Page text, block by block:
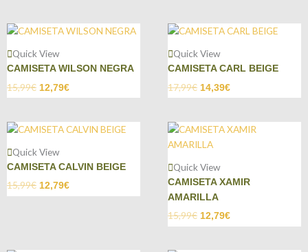
Quick View
CAMISETA WILSON NEGRA
15,99€ 12,79€
Quick View
CAMISETA CARL BEIGE
17,99€ 14,39€
Quick View
CAMISETA CALVIN BEIGE
15,99€ 12,79€
Quick View
CAMISETA XAMIR
AMARILLA
15,99€ 12,79€